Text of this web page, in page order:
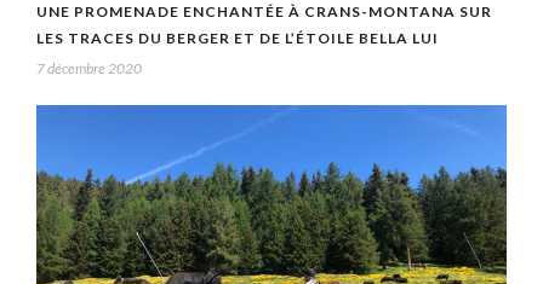
UNE PROMENADE ENCHANTÉE À CRANS-MONTANA SUR
LES TRACES DU BERGER ET DE L’ÉTOILE BELLA LUI
7 décembre 2020